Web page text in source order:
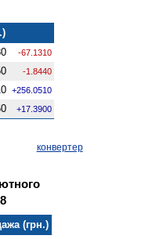
-67.1310
-1.8440
+256.0510
+17.3900
конвертер
(грн.)